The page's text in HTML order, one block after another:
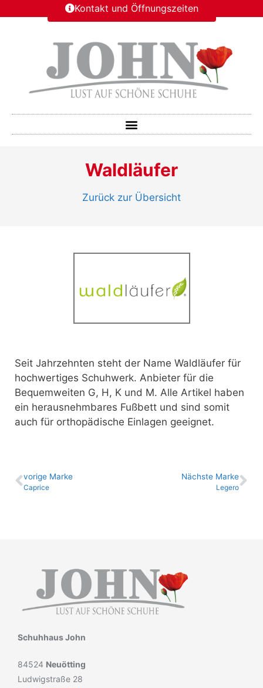
Kontakt und Öffnungszeiten
Waldläufer
Zurück zur Übersicht
Seit Jahrzehnten steht der Name Waldläufer für
hochwertiges Schuhwerk. Anbieter für die
Bequemweiten G, H, K und M. Alle Artikel haben
ein herausnehmbares Fußbett und sind somit
auch für orthopädische Einlagen geeignet.
vo­ri­ge Marke
Caprice
Nächste Marke
Legero
Schuhhaus John
84524 Neuötting
Ludwigstraße 28